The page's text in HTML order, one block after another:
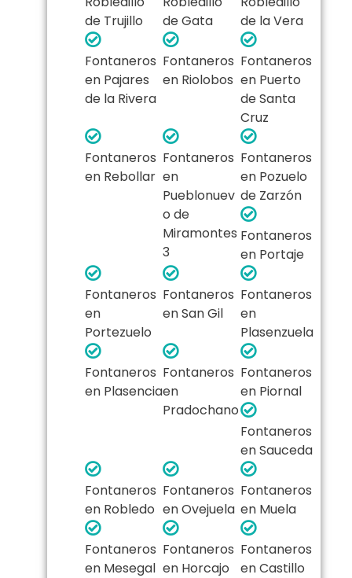
de Trujillo
de Gata
de la Vera
Fontaneros
en Pajares
de la Rivera
Fontaneros
en Riolobos
Fontaneros
en Puerto
de Santa
Cruz
Fontaneros
en Rebollar
Fontaneros
en
Pueblonuev
o de
Miramontes
3​
Fontaneros
en Pozuelo
de Zarzón
Fontaneros
en Portaje
Fontaneros
en
Portezuelo
Fontaneros
en San Gil
Fontaneros
en
Plasenzuela
Fontaneros
en Plasencia
Fontaneros
en
Pradochano
Fontaneros
en Piornal
Fontaneros
en Sauceda
Fontaneros
en Robledo
Fontaneros
en Ovejuela
Fontaneros
en Muela
Fontaneros
en Mesegal
Fontaneros
en Horcajo
Fontaneros
en Castillo